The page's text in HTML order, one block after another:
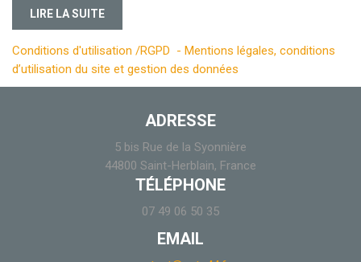
LIRE LA SUITE
Conditions d'utilisation /RGPD - Mentions légales, conditions
d’utilisation du site et gestion des données
ADRESSE
5 bis Rue de la Syonnière
44800 Saint-Herblain, France
TÉLÉPHONE
07 49 06 50 35
EMAIL